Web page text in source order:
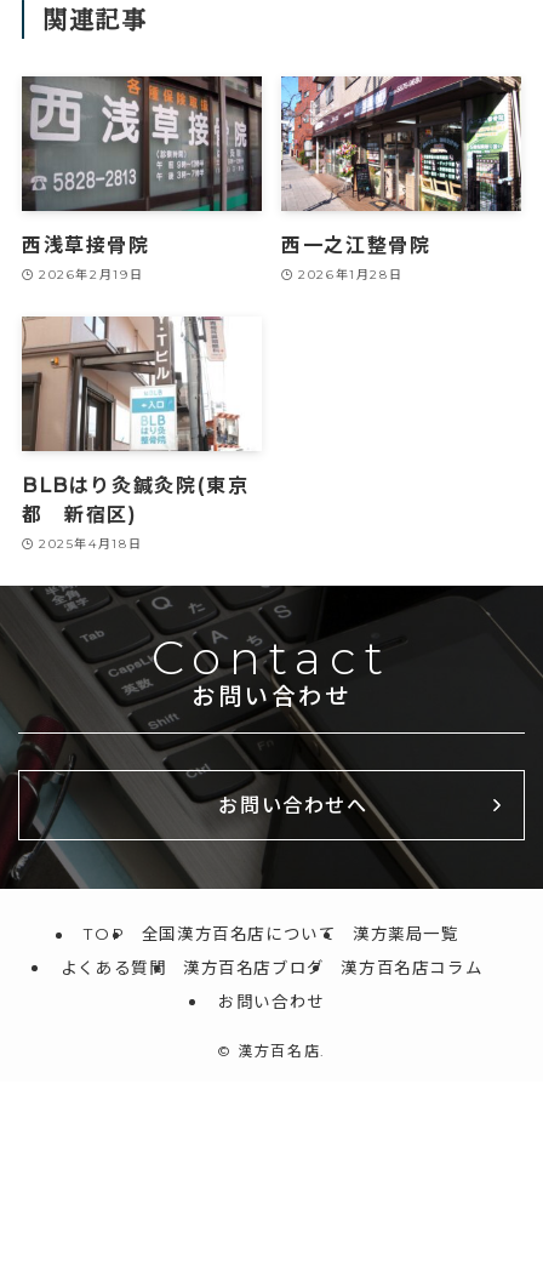
関連記事
西浅草接骨院
2026年2月19日
西一之江整骨院
2026年1月28日
BLBはり灸鍼灸院(東京
都 新宿区)
2025年4月18日
Contact
お問い合わせ
お問い合わせへ
TOP 全国漢方百名店について
漢方薬局一覧
よくある質問
漢方百名店ブログ
漢方百名店コラム
お問い合わせ
© 漢方百名店.